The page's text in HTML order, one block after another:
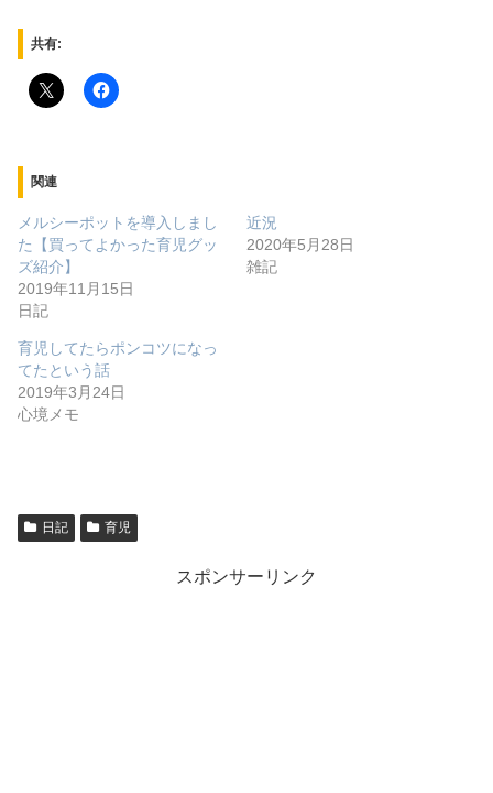
共有:
関連
メルシーポットを導入しまし
た【買ってよかった育児グッ
ズ紹介】
2019年11月15日
日記
近況
2020年5月28日
雑記
育児してたらポンコツになっ
てたという話
2019年3月24日
心境メモ
日記 育児
スポンサーリンク